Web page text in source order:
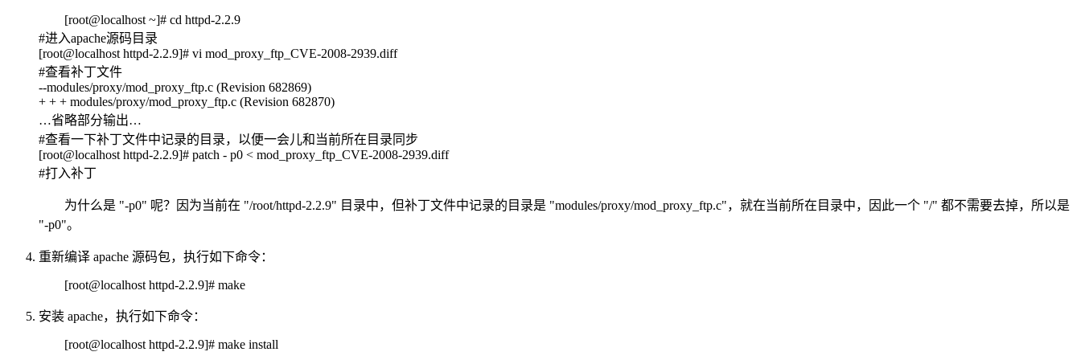
[root@localhost ~]# cd httpd-2.2.9
#进入apache源码目录
[root@localhost httpd-2.2.9]# vi mod_proxy_ftp_CVE-2008-2939.diff
#查看补丁文件
--modules/proxy/mod_proxy_ftp.c (Revision 682869)
+ + + modules/proxy/mod_proxy_ftp.c (Revision 682870)
…省略部分输出…
#查看一下补丁文件中记录的目录，以便一会儿和当前所在目录同步
[root@localhost httpd-2.2.9]# patch - p0 < mod_proxy_ftp_CVE-2008-2939.diff
#打入补丁
为什么是 "-p0" 呢？因为当前在 "/root/httpd-2.2.9" 目录中，但补丁文件中记录的目录是 "modules/proxy/mod_proxy_ftp.c"，就在当前所在目录中，因此一个 "/" 都不需要去掉，所以是
"-p0"。
重新编译 apache 源码包，执行如下命令：
[root@localhost httpd-2.2.9]# make
安装 apache，执行如下命令：
[root@localhost httpd-2.2.9]# make install